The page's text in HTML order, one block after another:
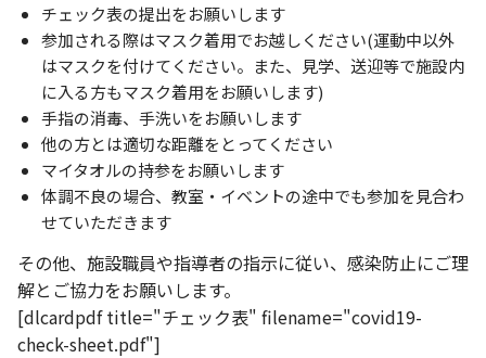
053-411-8686
メールフォームでのお問い合わせ
教室・イベントに関するお問い合わせは、
各教室・イベントページの問い合わせ先までお願いいたします。
チェック表の提出をお願いします
参加される際はマスク着用でお越しください(運動中以外
はマスクを付けてください。また、見学、送迎等で施設内
に入る方もマスク着用をお願いします)
手指の消毒、手洗いをお願いします
他の方とは適切な距離をとってください
マイタオルの持参をお願いします
体調不良の場合、教室・イベントの途中でも参加を見合わ
せていただきます
その他、施設職員や指導者の指示に従い、感染防止にご理
解とご協力をお願いします。
[dlcardpdf title="チェック表" filename="covid19-
check-sheet.pdf"]